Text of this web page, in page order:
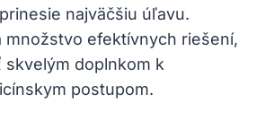
najväčšiu úľavu.
množstvo efektívnych riešení,
doplnkom k
postupom.